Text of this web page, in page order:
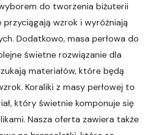
do tworzenia biżuterii
przyciągają wzrok i wyróżniają
Dodatkowo, masa perłowa do
świetne rozwiązanie dla
materiałów, które będą
Koraliki z masy perłowej to
który świetnie komponuje się
Nasza oferta zawiera także